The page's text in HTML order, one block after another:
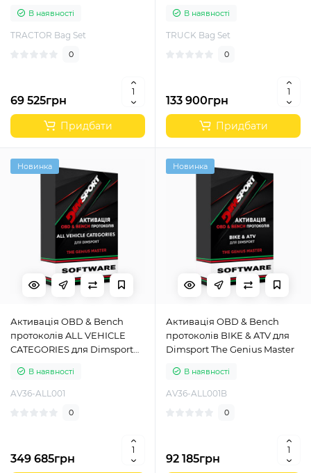
My Genius (K32AGRIALL/3)
В наявності
TRACTOR Bag Set
0
69 525грн
Придбати
My Genius (K32TRUCKALL/6)
В наявності
TRUCK Bag Set
0
133 900грн
Придбати
Новинка
Активація OBD & Bench
протоколів ALL VEHICLE
CATEGORIES для Dimsport
В наявності
AV36-ALL001
0
349 685грн
Новинка
Активація OBD & Bench
протоколів BIKE & ATV для
Dimsport The Genius Master
В наявності
AV36-ALL001B
0
92 185грн